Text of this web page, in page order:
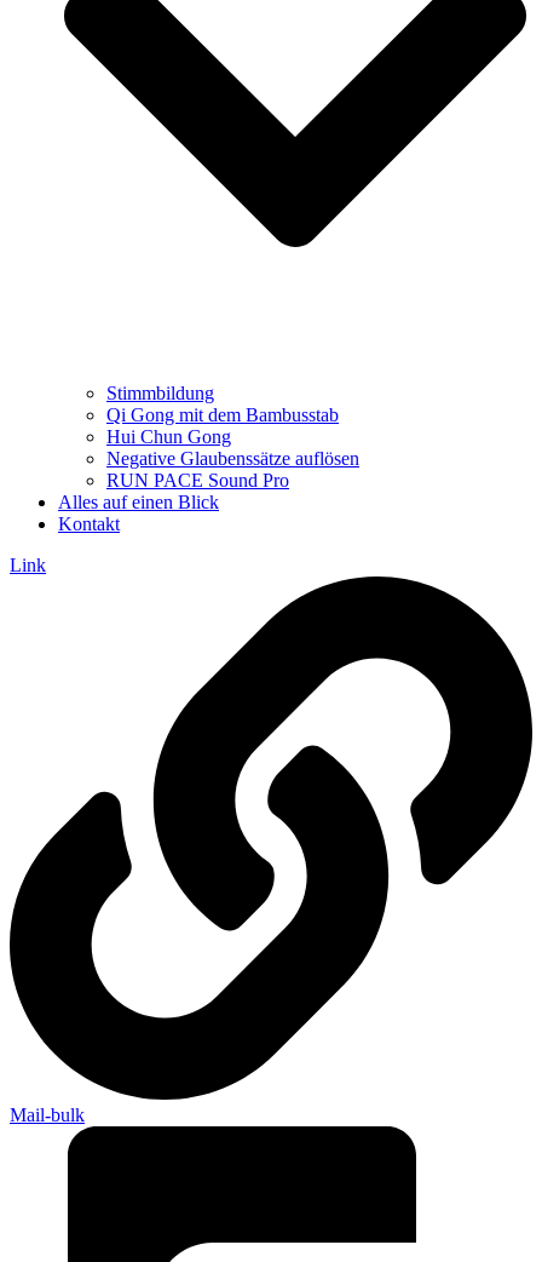
Stimmbildung
Qi Gong mit dem Bambusstab
Hui Chun Gong
Negative Glaubenssätze auflösen
RUN PACE Sound Pro
Alles auf einen Blick
Kontakt
Link
Mail-bulk